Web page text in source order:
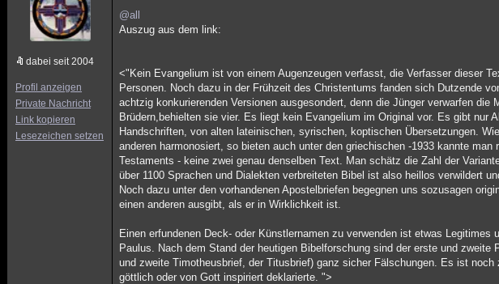
dabei seit 2004
Profil anzeigen
Private Nachricht
Link kopieren
Lesezeichen setzen
@all
Auszug aus dem link:
<"Kein Evangelium ist von einem Augenzeugen verfasst, die Verfasser dieser
Personen. Noch dazu in der Frühzeit des Christentums fanden sich Dutzende
achtzig konkurierenden Versionen ausgesondert, denn die Jünger verwarfen
Brüdern,behielten sie vier. Es liegt kein Evangelium im Original vor. Es gibt
Handschriften, von alten lateinischen, syrischen, koptischen Übersetzungen.
anderen harmonosiert, so bieten auch unter den griechischen -1933 kannte
Testaments - keine zwei genau denselben Text. Man schätz die Zahl der
über 1100 Sprachen und Dialekten verbreiteten Bibel ist also heillos verwildert
Noch dazu unter den vorhandenen Apostelbriefen begegnen uns sozusagen
einen anderen ausgibt, als er in Wirklichkeit ist.
Einen erfundenen Deck- oder Künstlernamen zu verwenden ist etwas
Paulus. Nach dem Stand der heutigen Bibelforschung sind der erste und
und zweite Timotheusbrief, der Titusbrief) ganz sicher Fälschungen. Es ist
göttlich oder von Gott inspiriert deklarierte. ">